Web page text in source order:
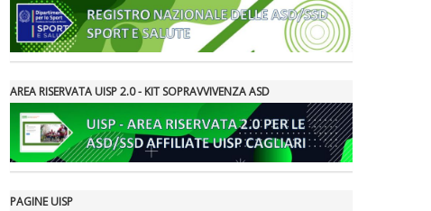
AREA RISERVATA UISP 2.0 - KIT SOPRAVVIVENZA ASD
PAGINE UISP